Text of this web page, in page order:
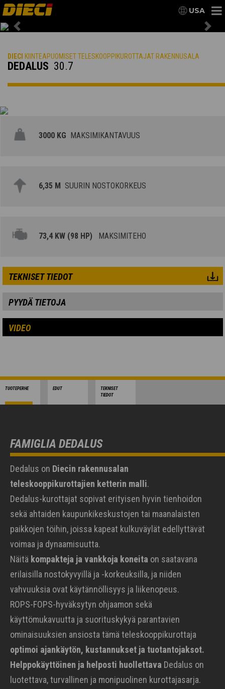
USA
Previous
DIECI KIINTEAPUOMISET TELESKOOPPIKUROTTAJAT RAKENNUSALA
DEDALUS 30.7
3000 KG MAKSIMIKANTAVUUS
6,35 M SUURIN NOSTOKORKEUS
73,4 KW (98 HP) MAKSIMITEHO
TEKNISET TIEDOT
PYYDÄ TIETOJA
VIDEO
TUOTEPERHE EDUT
TEKNISET
TIEDOT
FAMIGLIA DEDALUS
Dedalus on Diecin rakennusalan
teleskooppikurottajien ketterin malli.
Dedalus-kurottajat sopivat erityisen hyvin tienhoidon
sekä ahtaiden kaupunkikeskustojen tai maanalaisten
paikkojen töihin, joissa kapeat kulkuväylät edellyttävät
voimaa ja dynaamisuutta.
Näitä kompakteja ja vankkoja koneita on saatavana
erilaisilla nostokyvyillä ja -korkeuksilla, ja niiden
vahvuuksia ovat käytännöllisyys ja liikenopeus.
ROPS-FOPS-hyväksytyn ohjaamon sekä
käyttömukavuutta ja suorituskykyä parantavien
ominaisuuksien ansiosta tämä teleskooppikurottaja
optimoi ajankäytön, kustannukset ja tuotantojaksot.
Helppokäyttöinen ja helposti huollettava Dedalus on
luotettava, turvallinen ja monipuolinen kurottajasarja.